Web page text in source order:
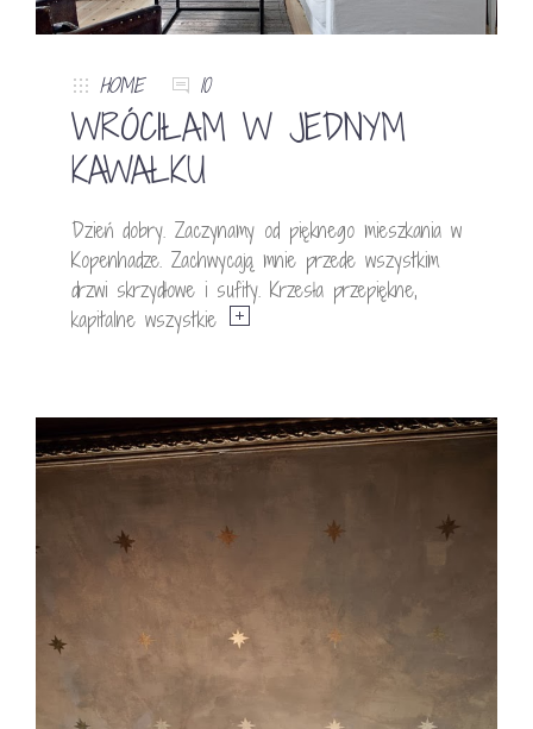
HOME 10
WRÓCIŁAM W JEDNYM
KAWAŁKU
Dzień dobry. Zaczynamy od pięknego mieszkania w
Kopenhadze. Zachwycają mnie przede wszystkim
drzwi skrzydłowe i sufity. Krzesła przepiękne,
kapitalne wszystkie